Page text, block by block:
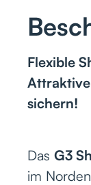
Flexible
sichern!
Das G3
im